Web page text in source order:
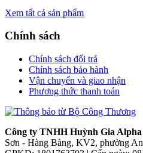
Xem tất cả sản phẩm
Chính sách
Chính sách đổi trả
Chính sách bảo hành
Vận chuyển và giao nhận
Phương thức thanh toán
Công ty TNHH Huỳnh Gia Alpha
Sơn - Hàng Bàng, KV2, phường